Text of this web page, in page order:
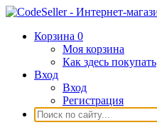
Корзина 0
Моя корзина
Как здесь покупать
Вход
Вход
Регистрация